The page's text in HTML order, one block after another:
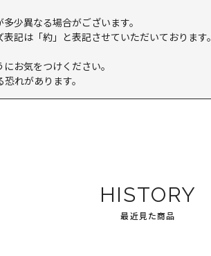
少異なる場合がございます。
記は「約」と表記させていただいております。
お気をつけください。
れがあります。
HISTORY
最近見た商品